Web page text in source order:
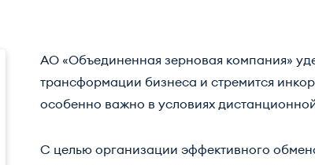
АО «Объединенная зерновая компания»
трансформации бизнеса и стремится
особенно важно в условиях
С целью организации эффективного